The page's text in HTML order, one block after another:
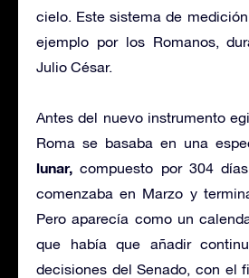
cielo. Este sistema de
ejemplo por los Romanos,
Julio César.
Antes del nuevo instrumento
Roma se basaba en una
lunar, compuesto por 304
comenzaba en Marzo y
Pero aparecía como un
que había que añadir
decisiones del Senado, con el